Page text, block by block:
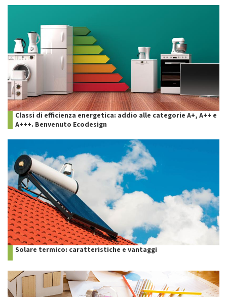
Classi di efficienza energetica: addio alle categorie A+, A++ e
A+++. Benvenuto Ecodesign
Solare termico: caratteristiche e vantaggi